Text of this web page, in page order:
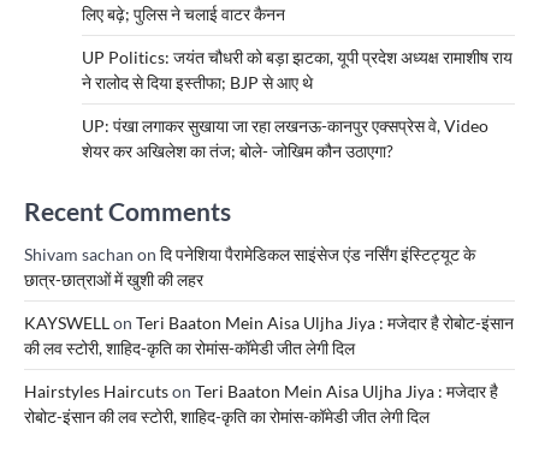
लिए बढ़े; पुलिस ने चलाई वाटर कैनन
UP Politics: जयंत चौधरी को बड़ा झटका, यूपी प्रदेश अध्यक्ष रामाशीष राय
ने रालोद से दिया इस्तीफा; BJP से आए थे
UP: पंखा लगाकर सुखाया जा रहा लखनऊ-कानपुर एक्सप्रेस वे, Video
शेयर कर अखिलेश का तंज; बोले- जोखिम कौन उठाएगा?
Recent Comments
Shivam sachan on दि पनेशिया पैरामेडिकल साइंसेज एंड नर्सिंग इंस्टिट्यूट के
छात्र-छात्राओं में खुशी की लहर
KAYSWELLon Teri Baaton Mein Aisa Uljha Jiya : मजेदार है रोबोट-इंसान
की लव स्टोरी, शाहिद-कृति का रोमांस-कॉमेडी जीत लेगी दिल
Hairstyles Haircutson Teri Baaton Mein Aisa Uljha Jiya : मजेदार है
रोबोट-इंसान की लव स्टोरी, शाहिद-कृति का रोमांस-कॉमेडी जीत लेगी दिल